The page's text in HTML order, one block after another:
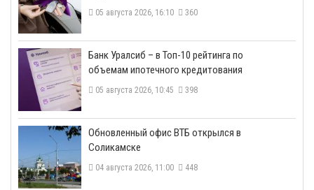
05 августа 2026, 16:10 360
​Банк Уралсиб – в Топ-10 рейтинга по
объемам ипотечного кредитования
05 августа 2026, 10:45 398
​Обновленный офис ВТБ открылся в
Соликамске
04 августа 2026, 11:00 448